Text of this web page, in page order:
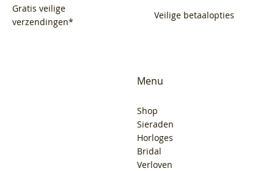
Gratis veilige
verzendingen*
Veilige betaalopties
Menu
Shop
Sieraden
Horloges
Bridal
Verloven